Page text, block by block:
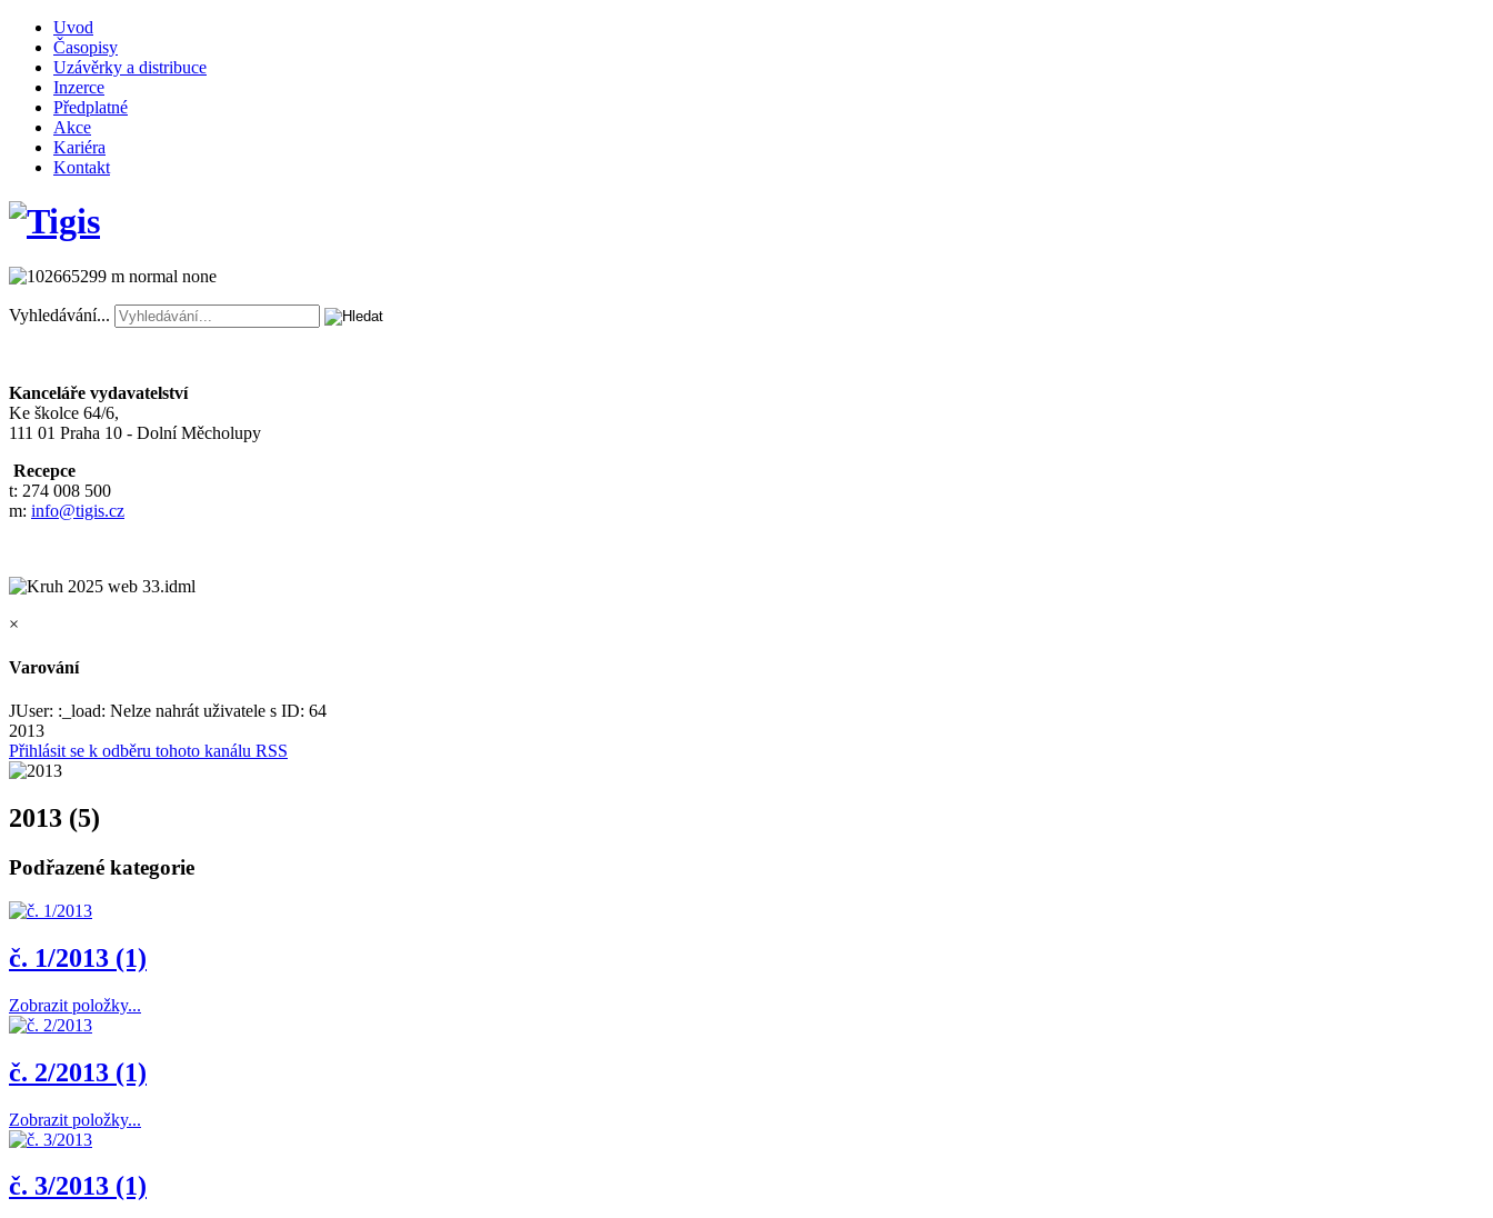
Uvod
Časopisy
Uzávěrky a distribuce
Inzerce
Předplatné
Akce
Kariéra
Kontakt
Vyhledávání...
Kanceláře vydavatelství
Ke školce 64/6,
111 01 Praha 10 - Dolní Měcholupy
Recepce
t: 274 008 500
m: info@tigis.cz
×
Varování
JUser: :_load: Nelze nahrát uživatele s ID: 64
2013
Přihlásit se k odběru tohoto kanálu RSS
2013 (5)
Podřazené kategorie
č. 1/2013 (1)
Zobrazit položky...
č. 2/2013 (1)
Zobrazit položky...
č. 3/2013 (1)